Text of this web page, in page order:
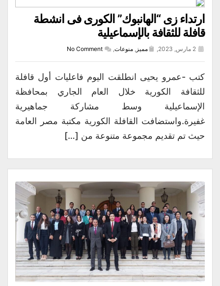
ارتداء زى “الهانبوك” الكورى فى انشطة
قافلة للثقافة بالإسماعيلية
مميز , منوعات,
No Comment
كتب -عمرو يحيى انطلقت اليوم فاعليات أول قافلة
للثقافة الكورية خلال العام الجاري بمحافظة
الإسماعيلية وسط مشاركة جماهيرية
غفيرة.واستضافت القافلة الكورية مكتبة مصر العامة
حيث تم تقديم مجموعة متنوعة من […]